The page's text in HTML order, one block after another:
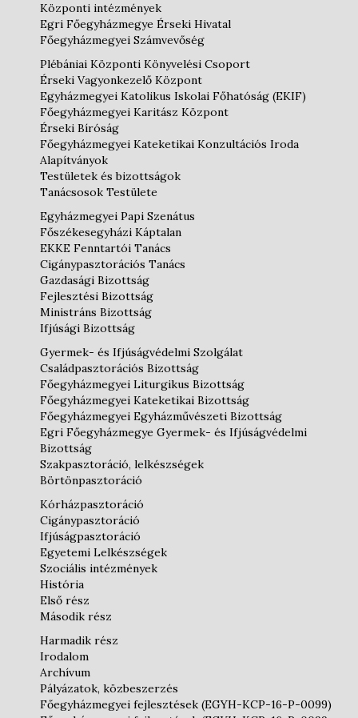
Központi intézmények
Egri Főegyházmegye Érseki Hivatal
Főegyházmegyei Számvevőség
Plébániai Központi Könyvelési Csoport
Érseki Vagyonkezelő Központ
Egyházmegyei Katolikus Iskolai Főhatóság (EKIF)
Főegyházmegyei Karitász Központ
Érseki Bíróság
Főegyházmegyei Kateketikai Konzultációs Iroda
Alapítványok
Testületek és bizottságok
Tanácsosok Testülete
Egyházmegyei Papi Szenátus
Főszékesegyházi Káptalan
EKKE Fenntartói Tanács
Cigánypasztorációs Tanács
Gazdasági Bizottság
Fejlesztési Bizottság
Ministráns Bizottság
Ifjúsági Bizottság
Gyermek- és Ifjúságvédelmi Szolgálat
Családpasztorációs Bizottság
Főegyházmegyei Liturgikus Bizottság
Főegyházmegyei Kateketikai Bizottság
Főegyházmegyei Egyházművészeti Bizottság
Egri Főegyházmegye Gyermek- és Ifjúságvédelmi
Bizottság
Szakpasztoráció, lelkészségek
Börtönpasztoráció
Kórházpasztoráció
Cigánypasztoráció
Ifjúságpasztoráció
Egyetemi Lelkészségek
Szociális intézmények
História
Első rész
Második rész
Harmadik rész
Irodalom
Archívum
Pályázatok, közbeszerzés
Főegyházmegyei fejlesztések (EGYH-KCP-16-P-0099)